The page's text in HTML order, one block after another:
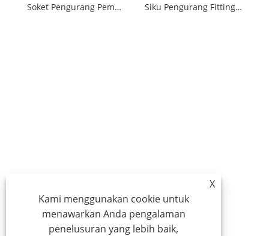
Soket Pengurang Pemasangan Plastik PPR Siku Pengurang Fitting Plastik PPR
X
Kami menggunakan cookie untuk
menawarkan Anda pengalaman
penelusuran yang lebih baik,